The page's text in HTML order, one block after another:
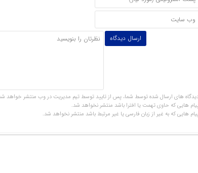
دوشنبه 31 اردیبهشت 1403
پنج شنبه 27 اردیبهشت 1403
های ارسال شده توسط شما، پس از تایید توسط تیم مدیریت در وب منتشر خواهد
هایی که حاوی تهمت یا افترا باشد منتشر نخواهد شد.
هایی که به غیر از زبان فارسی یا غیر مرتبط باشد منتشر نخواهد شد.